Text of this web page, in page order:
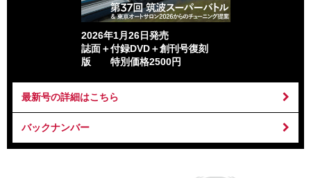
2026年1月26日発売
誌面＋付録DVD＋創刊号復刻
版 特別価格2500円
最新号の詳細はこちら
バックナンバー